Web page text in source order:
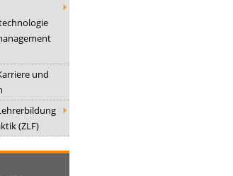
und
(ZLF)